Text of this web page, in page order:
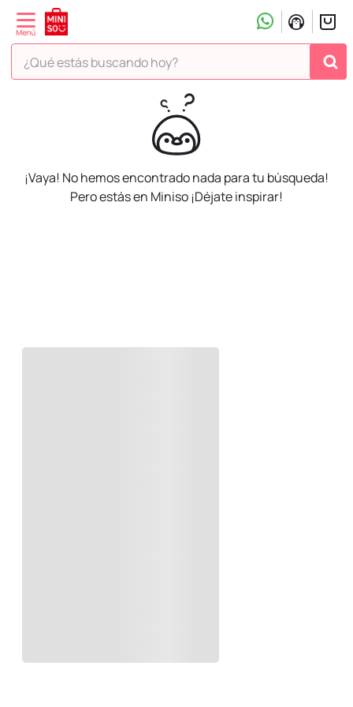
¿Qué estás buscando hoy?
¡Vaya! No hemos encontrado nada para tu búsqueda!
Pero estás en Miniso ¡Déjate inspirar!